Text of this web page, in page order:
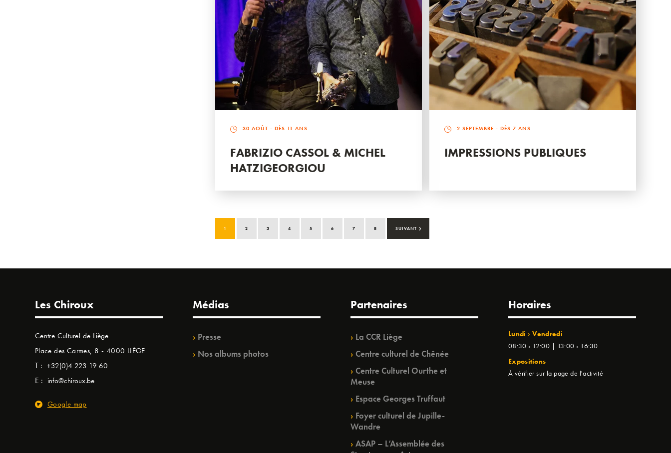
30 AOÛT - DÈS 11 ANS
FABRIZIO CASSOL & MICHEL
HATZIGEORGIOU
2 SEPTEMBRE - DÈS 7 ANS
IMPRESSIONS PUBLIQUES
1 2 3 4 5 6 7 8 SUIVANT ›
Les Chiroux
Centre Culturel de Liège
Place des Carmes, 8 - 4000 LIÈGE
T : +32(0)4 223 19 60
E : info@chiroux.be
Google map
Médias
Presse
Nos albums photos
Partenaires
La CCR Liège
Centre culturel de Chênée
Centre Culturel Ourthe et
Meuse
Espace Georges Truffaut
Foyer culturel de Jupille-
Wandre
ASAP – L’Assemblée des
Horaires
Lundi › Vendredi
08:30 › 12:00 | 13:00 › 16:30
Expositions
À vérifier sur la page de l'activité